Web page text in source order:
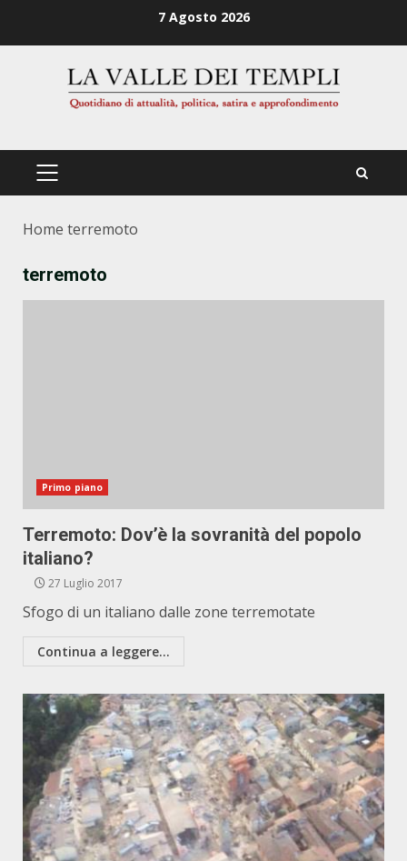
7 Agosto 2026
PRIMÄRES
Home terremoto
terremoto
Primo piano
Terremoto: Dov’è la sovranità del popolo
italiano?
27 Luglio 2017
Sfogo di un italiano dalle zone terremotate
Continua a leggere...